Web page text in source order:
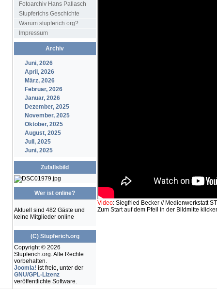
Fotoarchiv Hans Pallasch
Stupferichs Geschichte
Warum stupferich.org?
Impressum
Archiv
Juni, 2026
April, 2026
März, 2026
Februar, 2026
Januar, 2026
Dezember, 2025
November, 2025
Oktober, 2025
August, 2025
Juli, 2025
Juni, 2025
Zufallsbild
Wer ist online?
Aktuell sind 482 Gäste und
keine Mitglieder online
(C) Stupferich.org
Copyright © 2026
Stupferich.org. Alle Rechte
vorbehalten.
Joomla! ist freie, unter der
GNU/GPL-Lizenz
veröffentlichte Software.
Video: Siegfried Becker // Medienwerkstatt
Zum Start auf dem Pfeil in der Bildmitte